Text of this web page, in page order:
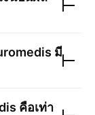
มี
คือเท่า